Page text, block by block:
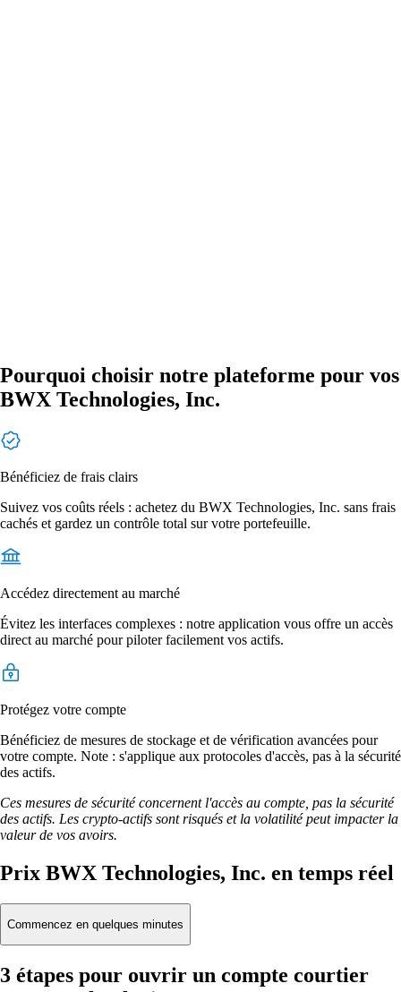
Pourquoi choisir notre plateforme pour vos
BWX Technologies, Inc.
Bénéficiez de frais clairs
Suivez vos coûts réels : achetez du BWX Technologies, Inc. sans frais
cachés et gardez un contrôle total sur votre portefeuille.
Accédez directement au marché
Évitez les interfaces complexes : notre application vous offre un accès
direct au marché pour piloter facilement vos actifs.
Protégez votre compte
Bénéficiez de mesures de stockage et de vérification avancées pour
votre compte. Note : s'applique aux protocoles d'accès, pas à la sécurité
des actifs.
Ces mesures de sécurité concernent l'accès au compte, pas la sécurité
des actifs. Les crypto-actifs sont risqués et la volatilité peut impacter la
valeur de vos avoirs.
Prix BWX Technologies, Inc. en temps réel
Commencez en quelques minutes
3 étapes pour ouvrir un compte courtier